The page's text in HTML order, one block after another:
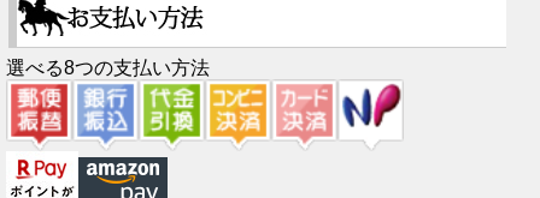
選べる8つの支払い方法